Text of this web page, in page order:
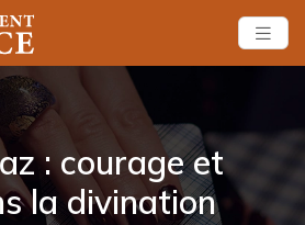
: courage et
la divination